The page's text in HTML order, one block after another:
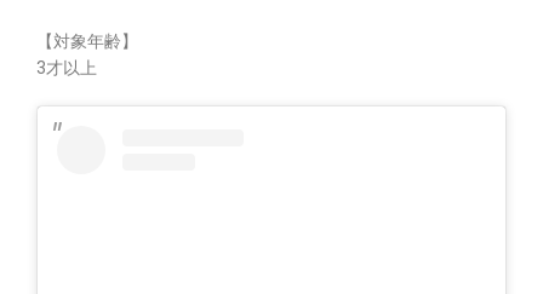
【対象年齢】
3才以上